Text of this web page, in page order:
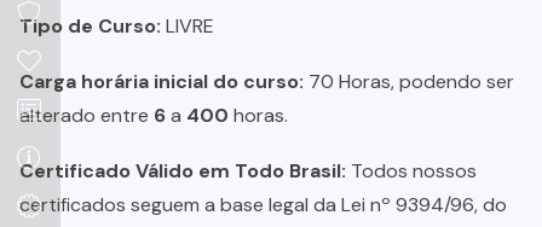
Tipo de Curso: LIVRE
Carga horária inicial do curso: 70 Horas, podendo ser
alterado entre 6a 400 horas.
Certificado Válido em Todo Brasil: Todos nossos
certificados seguem a base legal da Lei nº 9394/96, do